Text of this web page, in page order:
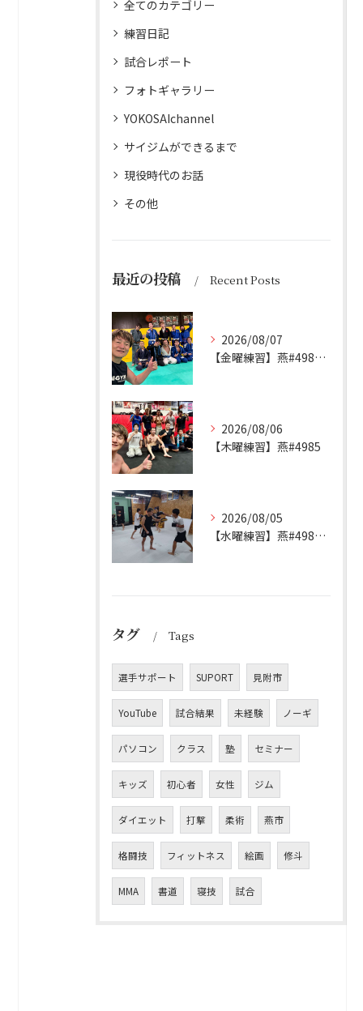
全てのカテゴリー
練習日記
試合レポート
フォトギャラリー
YOKOSAIchannel
サイジムができるまで
現役時代のお話
その他
最近の投稿 Recent Posts
2026/08/07
【金曜練習】燕#4986見附#493
2026/08/06
【木曜練習】燕#4985
2026/08/05
【水曜練習】燕#4984見附#492
タグ Tags
選手サポート SUPORT 見附市
YouTube 試合結果 未経験 ノーギ
パソコン クラス 塾 セミナー
キッズ 初心者 女性 ジム
ダイエット 打撃 柔術 燕市
格闘技 フィットネス 絵画 修斗
MMA 書道 寝技 試合